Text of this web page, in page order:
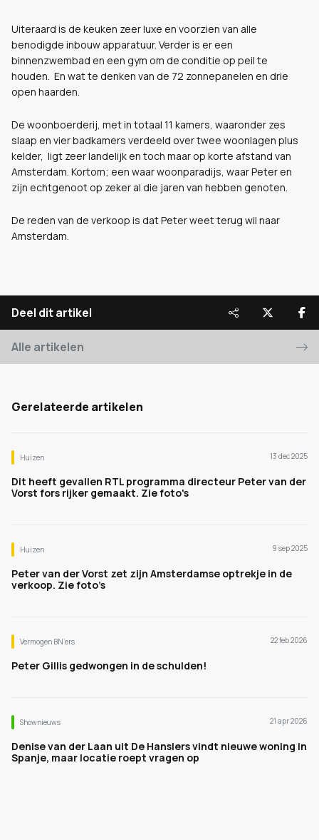
Uiteraard is de keuken zeer luxe en voorzien van alle
benodigde inbouw apparatuur. Verder is er een
binnenzwembad en een gym om de conditie op peil te
houden. En wat te denken van de 72 zonnepanelen en drie
open haarden.
De woonboerderij, met in totaal 11 kamers, waaronder zes
slaap en vier badkamers verdeeld over twee woonlagen plus
kelder, ligt zeer landelijk en toch maar op korte afstand van
Amsterdam. Kortom; een waar woonparadijs, waar Peter en
zijn echtgenoot op zeker al die jaren van hebben genoten.
De reden van de verkoop is dat Peter weet terug wil naar
Amsterdam.
Deel dit artikel
Alle artikelen
Gerelateerde artikelen
Huizen 13 dec 2025
Dit heeft gevallen RTL programma directeur Peter van der
Vorst fors rijker gemaakt. Zie foto's
Huizen 9 sep 2025
Peter van der Vorst zet zijn Amsterdamse optrekje in de
verkoop. Zie foto’s
Vermogen BN’ers 22 feb 2026
Peter Gillis gedwongen in de schulden!
Shownieuws 21 apr 2026
Denise van der Laan uit De Hanslers vindt nieuwe woning in
Spanje, maar locatie roept vragen op